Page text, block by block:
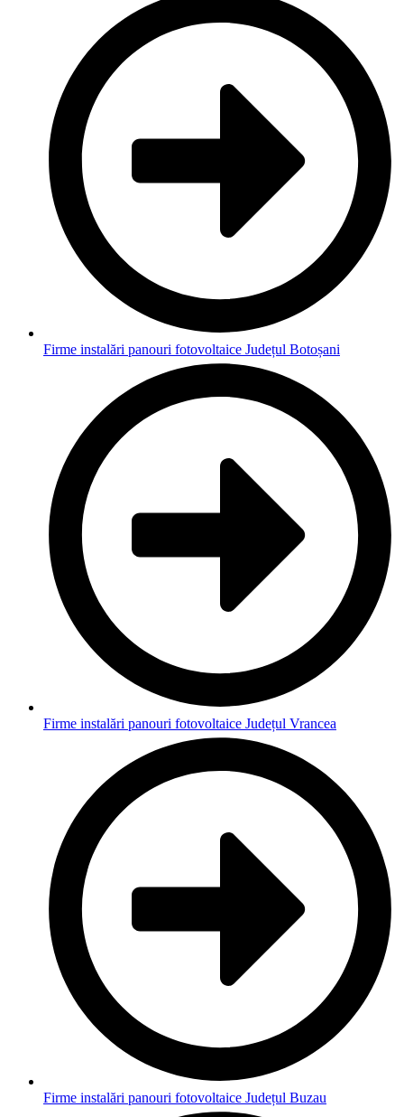
Firme instalări panouri fotovoltaice Județul Botoșani
Firme instalări panouri fotovoltaice Județul Vrancea
Firme instalări panouri fotovoltaice Județul Buzau